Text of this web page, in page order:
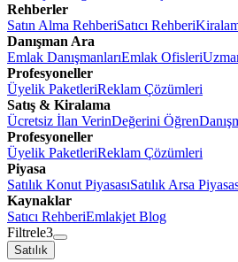
Rehberler
Satın Alma RehberiSatıcı Rehberi
Danışman Ara
Emlak DanışmanlarıEmlak Ofisleri
Profesyoneller
Üyelik PaketleriReklam Çözümleri
Satış & Kiralama
Ücretsiz İlan VerinDeğerini Öğren
Profesyoneller
Üyelik PaketleriReklam Çözümleri
Piyasa
Satılık Konut PiyasasıSatılık Arsa
Kaynaklar
Satıcı RehberiEmlakjet Blog
Filtrele3
Satılık